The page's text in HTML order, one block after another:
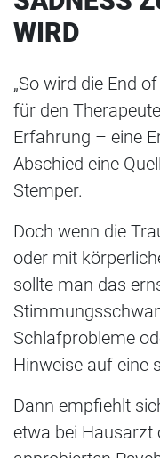
WIRD
„So wird die End
für den
Erfahrung – eine
Abschied eine
Stemper.
Doch wenn die
oder mit
sollte man das
Schlafprobleme
Hinweise auf eine
Dann empfiehlt
etwa bei Hausarzt